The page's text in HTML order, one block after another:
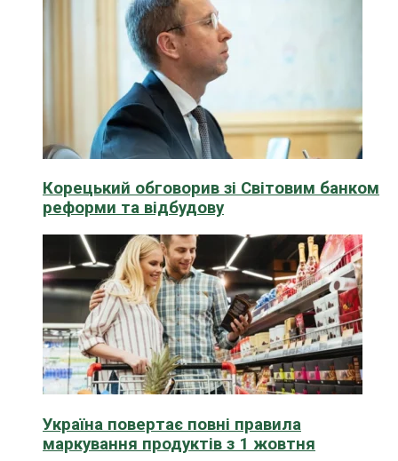
Корецький обговорив зі Світовим банком
реформи та відбудову
Україна повертає повні правила
маркування продуктів з 1 жовтня